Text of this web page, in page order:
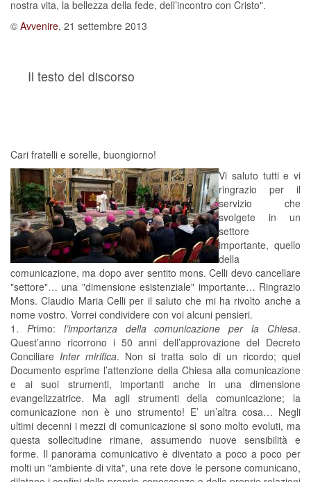
nostra vita, la bellezza della fede, dell’incontro con Cristo".
© Avvenire, 21 settembre 2013
Il testo del discorso
Cari fratelli e sorelle, buongiorno!
Vi saluto tutti e vi
ringrazio per il
servizio che
svolgete in un
settore
importante, quello
della
comunicazione, ma dopo aver sentito mons. Celli devo cancellare
"settore"… una "dimensione esistenziale" importante… Ringrazio
Mons. Claudio Maria Celli per il saluto che mi ha rivolto anche a
nome vostro. Vorrei condividere con voi alcuni pensieri.
1. Primo: l’importanza della comunicazione per la Chiesa.
Quest’anno ricorrono i 50 anni dell’approvazione del Decreto
Conciliare Inter mirifica. Non si tratta solo di un ricordo; quel
Documento esprime l’attenzione della Chiesa alla comunicazione
e ai suoi strumenti, importanti anche in una dimensione
evangelizzatrice. Ma agli strumenti della comunicazione; la
comunicazione non è uno strumento! E’ un’altra cosa… Negli
ultimi decenni i mezzi di comunicazione si sono molto evoluti, ma
questa sollecitudine rimane, assumendo nuove sensibilità e
forme. Il panorama comunicativo è diventato a poco a poco per
molti un "ambiente di vita", una rete dove le persone comunicano,